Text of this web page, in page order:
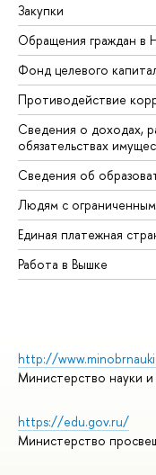
Закупки
Обращения граждан
Фонд целевого
Противодействие
Сведения о доходах,
обязательствах
Сведения об
Людям с
Единая платежная
Работа в Вышке
http://
Министерство науки
https://edu.gov.ru/
Министерство